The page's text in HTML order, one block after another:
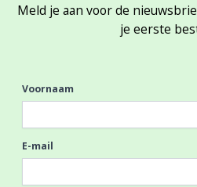
Meld je aan voor de
je eerste
Voornaam
E-mail